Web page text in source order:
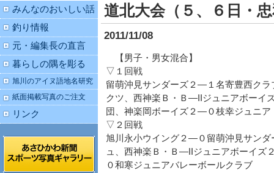
道北大会（５、６日・
2011/11/08
【男子・男女混合】
▽１回戦
留萌沖見サンダーズ２―１名寄豊西ク
クツ、西神楽Ｂ・Ｂ―IIジュニアボーイ
団、神楽岡ボーイズ２―０枝幸ジュニア
▽２回戦
旭川永小ウイング２―０留萌沖見サン
ュ、西神楽Ｂ・Ｂ―IIジュニアボーイ
０和寒ジュニアバレーボールクラブ
みんなのおいしい話
釣り情報
元・編集長の直言
暮らしの隅を彫る
旭川のアイヌ語地名研究
紙面掲載写真のご注文
リンク